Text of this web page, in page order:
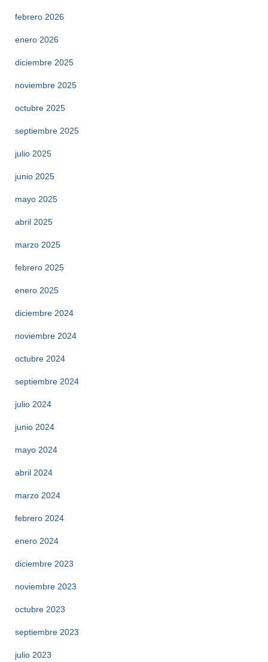
febrero 2026
enero 2026
diciembre 2025
noviembre 2025
octubre 2025
septiembre 2025
julio 2025
junio 2025
mayo 2025
abril 2025
marzo 2025
febrero 2025
enero 2025
diciembre 2024
noviembre 2024
octubre 2024
septiembre 2024
julio 2024
junio 2024
mayo 2024
abril 2024
marzo 2024
febrero 2024
enero 2024
diciembre 2023
noviembre 2023
octubre 2023
septiembre 2023
julio 2023